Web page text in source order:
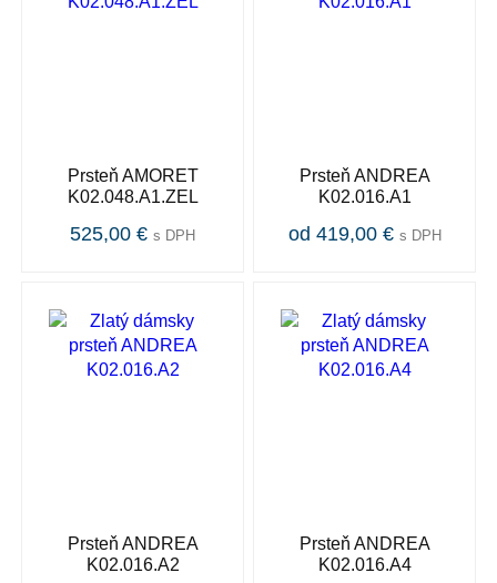
Prsteň AMORET
K02.048.A1.ZEL
525,00 € s DPH
Prsteň ANDREA
K02.016.A1
od 419,00 € s DPH
Prsteň ANDREA
K02.016.A2
Prsteň ANDREA
K02.016.A4